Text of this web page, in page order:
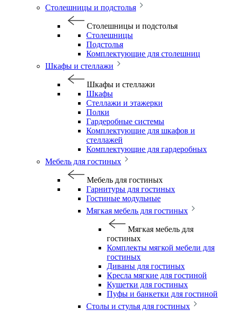
Столешницы и подстолья
Столешницы и подстолья
Столешницы
Подстолья
Комплектующие для столешниц
Шкафы и стеллажи
Шкафы и стеллажи
Шкафы
Стеллажи и этажерки
Полки
Гардеробные системы
Комплектующие для шкафов и
стеллажей
Комплектующие для гардеробных
Мебель для гостиных
Мебель для гостиных
Гарнитуры для гостиных
Гостиные модульные
Мягкая мебель для гостиных
Мягкая мебель для
гостиных
Комплекты мягкой мебели для
гостиных
Диваны для гостиных
Кресла мягкие для гостиной
Кушетки для гостиных
Пуфы и банкетки для гостиной
Столы и стулья для гостиных